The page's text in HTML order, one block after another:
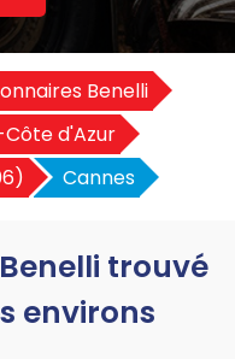
Benelli
d'Azur
Cannes
trouvé
environs